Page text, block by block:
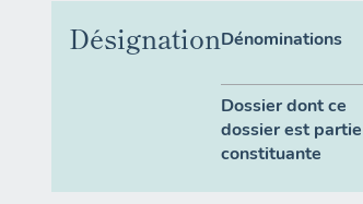
DésignationDénominations
Dossier dont ce
dossier est partie
constituante